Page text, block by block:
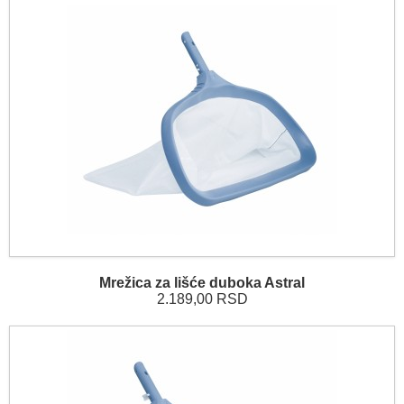
Mrežica za lišće duboka Astral
2.189,00 RSD